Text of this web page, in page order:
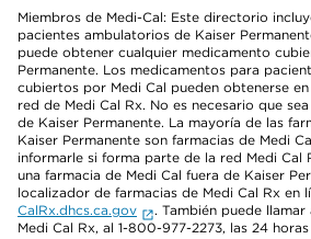
Miembros de Medi-Cal: Este directorio
pacientes ambulatorios de Kaiser
puede obtener cualquier medicamento
Permanente. Los medicamentos para
cubiertos por Medi Cal pueden obtenerse
red de Medi Cal Rx. No es necesario que
de Kaiser Permanente. La mayoría de las
Kaiser Permanente son farmacias de Medi
informarle si forma parte de la red Medi Cal
una farmacia de Medi Cal fuera de Kaiser
localizador de farmacias de Medi Cal Rx en
CalRx.dhcs.ca.gov
. También puede
Medi Cal Rx, al 1-800-977-2273, las 24